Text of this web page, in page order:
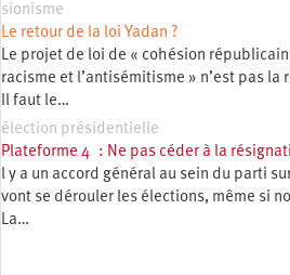
sionisme
Le retour de la loi Yadan ?
Le projet de loi de « cohésion
racisme et l’antisémitisme » n’est pas la
Il faut le…
élection présidentielle
Plateforme 4 : Ne pas céder à la
l y a un accord général au sein du parti
vont se dérouler les élections, même si
La…